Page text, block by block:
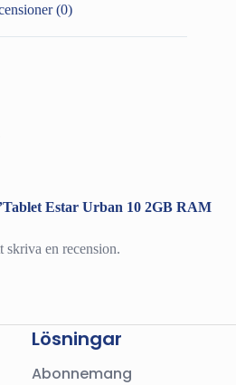
(0)
Estar Urban 10 2GB RAM
skriva en recension.
Lösningar
Abonnemang